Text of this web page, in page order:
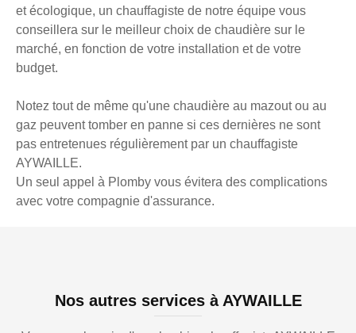
et écologique, un chauffagiste de notre équipe vous
conseillera sur le meilleur choix de chaudière sur le
marché, en fonction de votre installation et de votre
budget.
Notez tout de même qu'une chaudière au mazout ou au
gaz peuvent tomber en panne si ces dernières ne sont
pas entretenues régulièrement par un chauffagiste
AYWAILLE.
Un seul appel à Plomby vous évitera des complications
avec votre compagnie d'assurance.
Nos autres services à AYWAILLE